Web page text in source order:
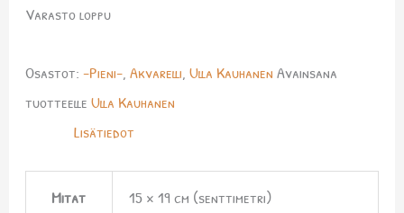
Varasto loppu
Osastot: -Pieni-, Akvarelli, Ulla Kauhanen Avainsana
tuotteelle Ulla Kauhanen
Lisätiedot
Mitat 15 × 19 cm (senttimetri)